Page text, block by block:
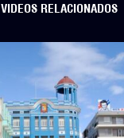
VIDEOS RELACIONADOS